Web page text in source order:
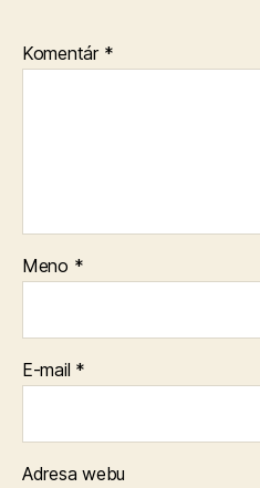
Komentár *
Meno *
E-mail *
Adresa webu